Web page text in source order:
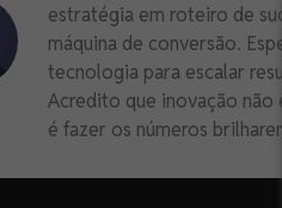
estratégia em roteiro de
máquina de conversão.
tecnologia para escalar
Acredito que inovação
é fazer os números